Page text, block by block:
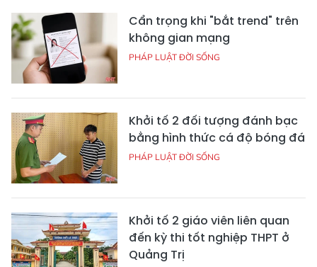
Cẩn trọng khi "bắt trend" trên
không gian mạng
PHÁP LUẬT ĐỜI SỐNG
Khởi tố 2 đối tượng đánh bạc
bằng hình thức cá độ bóng đá
PHÁP LUẬT ĐỜI SỐNG
Khởi tố 2 giáo viên liên quan
đến kỳ thi tốt nghiệp THPT ở
Quảng Trị